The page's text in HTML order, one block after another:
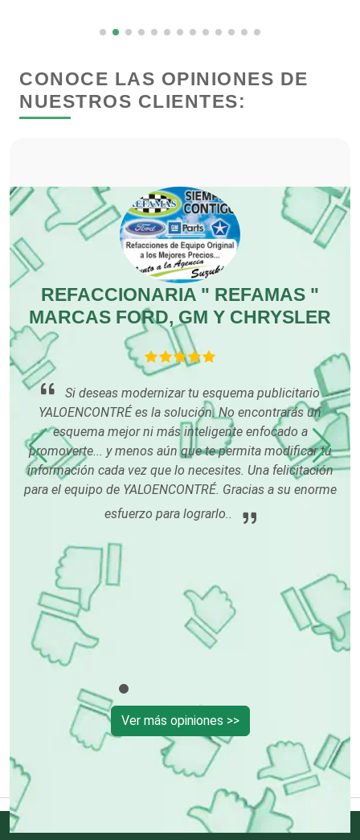
Clubes Deportivos
Combustibles y Lubricantes
Compresores de aire
Computadoras
Conferencias Empresariales
Construcciones en General
Contadores
Conversiones Automotrices
Copiadoras
Cortinas, Persianas y Alfombras
Cremerías y Salchichonerías
CONOCE LAS OPINIONES DE
NUESTROS CLIENTES:
REFACCIONARIA " REFAMAS "
MARCAS FORD, GM Y CHRYSLER
Si deseas modernizar tu esquema publicitario
YALOENCONTRÉ es la solución. No encontrarás un
esquema mejor ni más inteligente enfocado a
promoverte... y menos aún que te permita modificar tu
información cada vez que lo necesites. Una felicitación
para el equipo de YALOENCONTRÉ. Gracias a su enorme
esfuerzo para lograrlo..
Ver más opiniones >>